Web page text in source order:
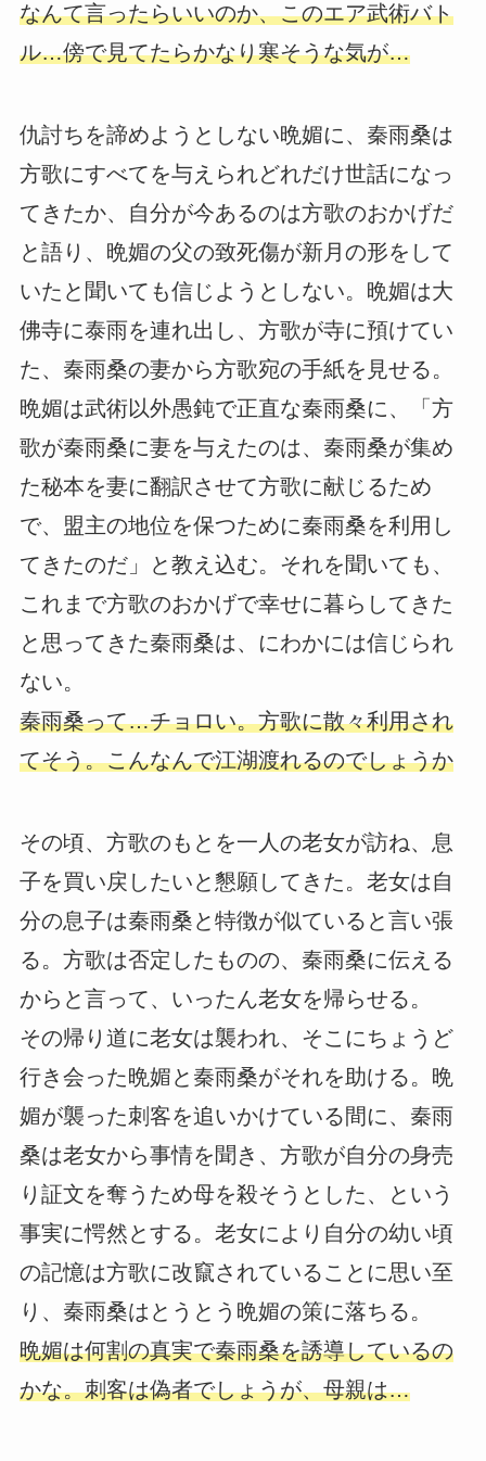
なんて言ったらいいのか、このエア武術バト
ル…傍で見てたらかなり寒そうな気が…
仇討ちを諦めようとしない晩媚に、秦雨桑は
方歌にすべてを与えられどれだけ世話になっ
てきたか、自分が今あるのは方歌のおかげだ
と語り、晩媚の父の致死傷が新月の形をして
いたと聞いても信じようとしない。晩媚は大
佛寺に泰雨を連れ出し、方歌が寺に預けてい
た、秦雨桑の妻から方歌宛の手紙を見せる。
晩媚は武術以外愚鈍で正直な秦雨桑に、「方
歌が秦雨桑に妻を与えたのは、秦雨桑が集め
た秘本を妻に翻訳させて方歌に献じるため
で、盟主の地位を保つために秦雨桑を利用し
てきたのだ」と教え込む。それを聞いても、
これまで方歌のおかげで幸せに暮らしてきた
と思ってきた秦雨桑は、にわかには信じられ
ない。
秦雨桑って…チョロい。方歌に散々利用され
てそう。こんなんで江湖渡れるのでしょうか
その頃、方歌のもとを一人の老女が訪ね、息
子を買い戻したいと懇願してきた。老女は自
分の息子は秦雨桑と特徴が似ていると言い張
る。方歌は否定したものの、秦雨桑に伝える
からと言って、いったん老女を帰らせる。
その帰り道に老女は襲われ、そこにちょうど
行き会った晩媚と秦雨桑がそれを助ける。晩
媚が襲った刺客を追いかけている間に、秦雨
桑は老女から事情を聞き、方歌が自分の身売
り証文を奪うため母を殺そうとした、という
事実に愕然とする。老女により自分の幼い頃
の記憶は方歌に改竄されていることに思い至
り、秦雨桑はとうとう晩媚の策に落ちる。
晩媚は何割の真実で秦雨桑を誘導しているの
かな。刺客は偽者でしょうが、母親は…